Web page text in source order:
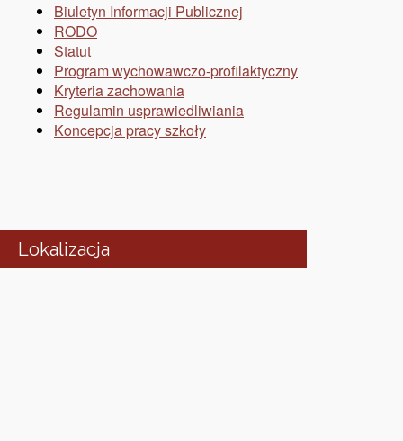
Biuletyn Informacji Publicznej
RODO
Statut
Program wychowawczo-profilaktyczny
Kryteria zachowania
Regulamin usprawiedliwiania
Koncepcja pracy szkoły
Lokalizacja